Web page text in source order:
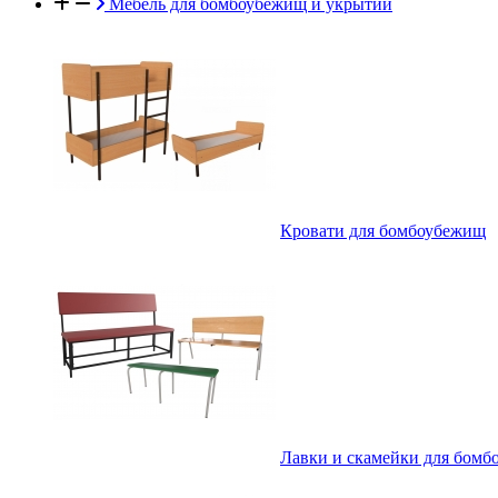
Мебель для бомбоубежищ и укрытий
Кровати для бомбоубежищ
Лавки и скамейки для